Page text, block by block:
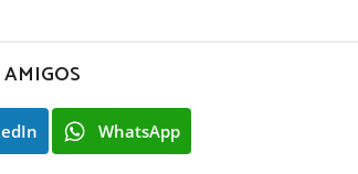
WhatsApp